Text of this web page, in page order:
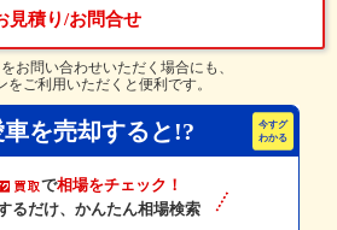
見積り/お問合せ
お問い合わせいただく場合にも、
をご利用いただくと便利です。
を売却すると!?
で相場をチェック！
るだけ、かんたん相場検索